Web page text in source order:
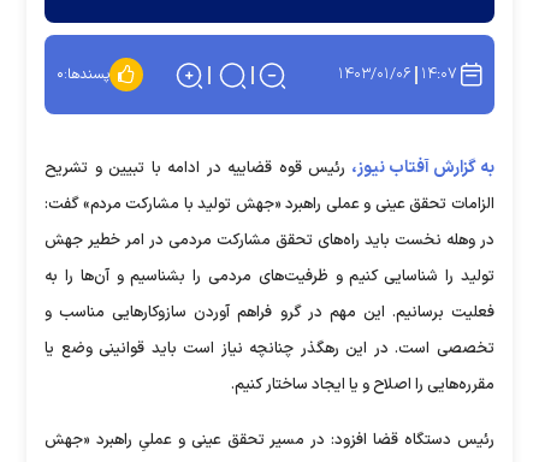
۱۴:۰۷ ۱۴۰۳/۰۱/۰۶ پسندها:۰
به گزارش آفتاب نیوز، رئیس قوه قضاییه در ادامه با تبیین و تشریح
الزامات تحقق عینی و عملی راهبرد «جهش تولید با مشارکت مردم» گفت:
در وهله نخست باید راه‌های تحقق مشارکت مردمی در امر خطیر جهش
تولید را شناسایی کنیم و ظرفیت‌های مردمی را بشناسیم و آن‌ها را به
فعلیت برسانیم. این مهم در گرو فراهم آوردن سازوکارهایی مناسب و
تخصصی است. در این رهگذر چنانچه نیاز است باید قوانینی وضع یا
مقرره‌هایی را اصلاح و یا ایجاد ساختار کنیم.
رئیس دستگاه قضا افزود: در مسیر تحقق عینی و عملیِ راهبرد «جهش